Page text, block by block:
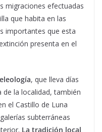
migraciones efectuadas
que habita en las
importantes que esta
presenta en el
, que lleva días
la localidad, también
el Castillo de Luna
subterráneas
La tradición local